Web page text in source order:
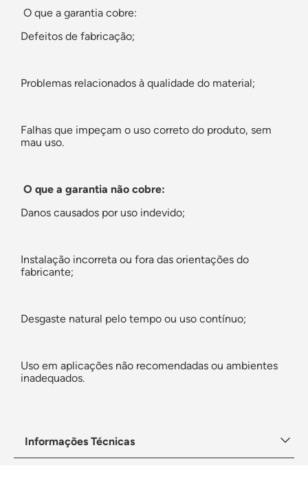
O que a garantia cobre:
Defeitos de fabricação;
Problemas relacionados à qualidade do material;
Falhas que impeçam o uso correto do produto, sem
mau uso.
O que a garantia não cobre:
Danos causados por uso indevido;
Instalação incorreta ou fora das orientações do
fabricante;
Desgaste natural pelo tempo ou uso contínuo;
Uso em aplicações não recomendadas ou ambientes
inadequados.
Informações Técnicas